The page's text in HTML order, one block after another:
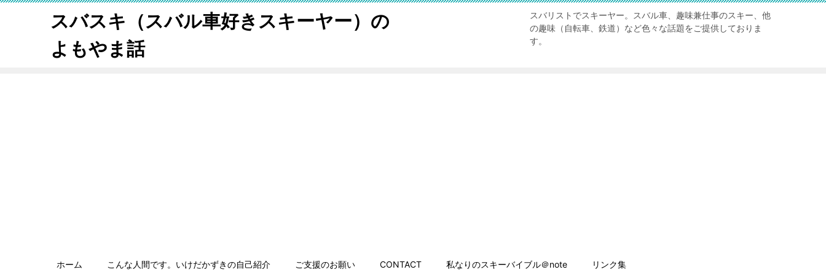
スバスキ（スバル車好きスキーヤー）の
よもやま話
スバリストでスキーヤー。スバル車、趣味兼仕事のスキー、他
の趣味（自転車、鉄道）など色々な話題をご提供しておりま
す。
ホーム こんな人間です。いけだかずきの自己紹介 ご支援のお願い CONTACT 私なりのスキーバイブル＠note リンク集